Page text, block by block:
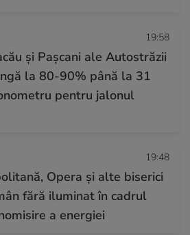
19:58
și Pașcani ale Autostrăzii
la 80-90% până la 31
pentru jalonul
19:48
Opera și alte biserici
fără iluminat în cadrul
a energiei